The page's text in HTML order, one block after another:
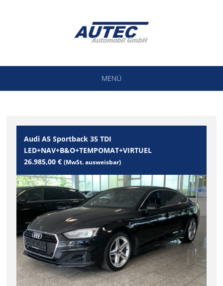
MENÜ
Audi A5 Sportback 35 TDI
LED+NAV+B&O+TEMPOMAT+VIRTUEL
26.985,00 €(MwSt. ausweisbar)